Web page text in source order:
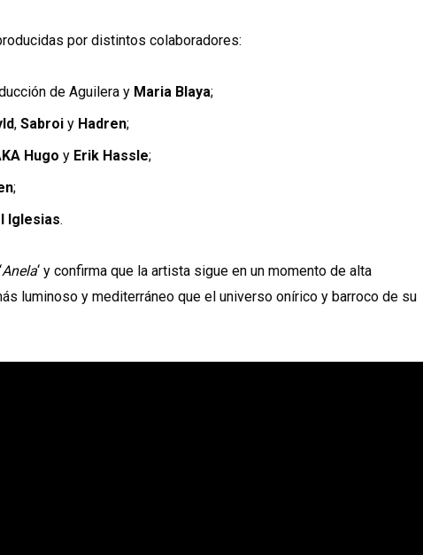
por distintos colaboradores:
de Aguilera y Maria Blaya;
,Sabroi y Hadren;
Hugo y Erik Hassle;
;
Iglesias.
Anela‘ y confirma que la artista sigue en un momento de alta
luminoso y mediterráneo que el universo onírico y barroco de su